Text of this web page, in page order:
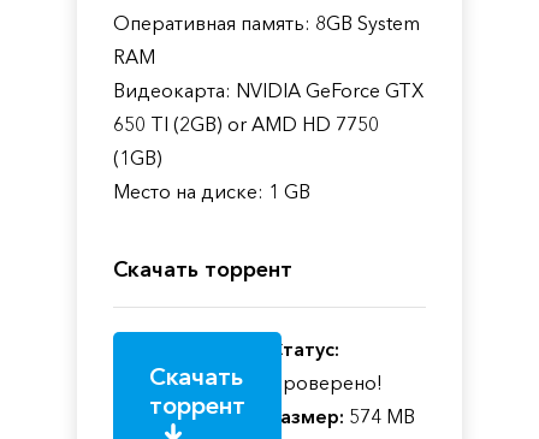
Оперативная память: 8GB System
RAM
Видеокарта: NVIDIA GeForce GTX
650 TI (2GB) or AMD HD 7750
(1GB)
Место на диске: 1 GB
Скачать торрент
Скачать
торрент
Статус:
Проверено!
Размер: 574 MB